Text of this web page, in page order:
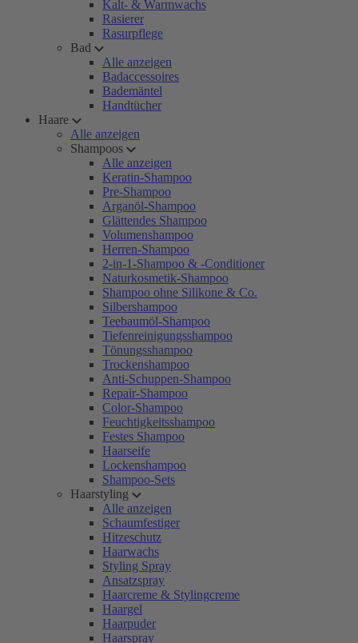
Kalt- & Warmwachs
Rasierer
Rasurpflege
Bad
Alle anzeigen
Badaccessoires
Bademäntel
Handtücher
Haare
Alle anzeigen
Shampoos
Alle anzeigen
Keratin-Shampoo
Pre-Shampoo
Arganöl-Shampoo
Glättendes Shampoo
Volumenshampoo
Herren-Shampoo
2-in-1-Shampoo & -Conditioner
Naturkosmetik-Shampoo
Shampoo ohne Silikone & Co.
Silbershampoo
Teebaumöl-Shampoo
Tiefenreinigungsshampoo
Tönungsshampoo
Trockenshampoo
Anti-Schuppen-Shampoo
Repair-Shampoo
Color-Shampoo
Feuchtigkeitsshampoo
Festes Shampoo
Haarseife
Lockenshampoo
Shampoo-Sets
Haarstyling
Alle anzeigen
Schaumfestiger
Hitzeschutz
Haarwachs
Styling Spray
Ansatzspray
Haarcreme & Stylingcreme
Haargel
Haarpuder
Haarspray